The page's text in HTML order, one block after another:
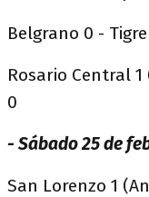
Belgrano 0 -
Rosario Central
0
- Sábado 25 de
San Lorenzo 1